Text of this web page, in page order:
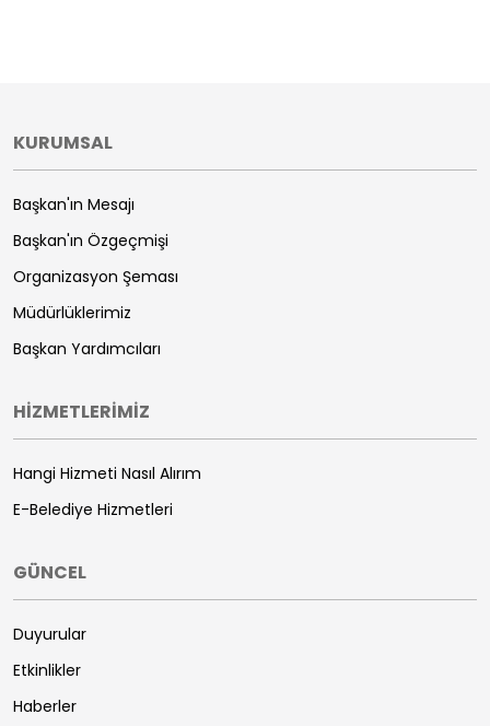
KURUMSAL
Başkan'ın Mesajı
Başkan'ın Özgeçmişi
Organizasyon Şeması
Müdürlüklerimiz
Başkan Yardımcıları
HİZMETLERİMİZ
Hangi Hizmeti Nasıl Alırım
E-Belediye Hizmetleri
GÜNCEL
Duyurular
Etkinlikler
Haberler